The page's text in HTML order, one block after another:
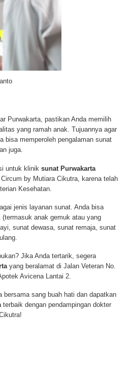
Purwakarta, pastikan Anda memilih
yang ramah anak. Tujuannya agar
bisa memperoleh pengalaman sunat
juga.
untuk klinik sunat Purwakarta
by Mutiara Cikutra, karena telah
Kesehatan.
jenis layanan sunat. Anda bisa
anak gemuk atau yang
sunat dewasa, sunat remaja, sunat
Jika Anda tertarik, segera
yang beralamat di Jalan Veteran No.
Avicena Lantai 2.
bersama sang buah hati dan dapatkan
terbaik dengan pendampingan dokter